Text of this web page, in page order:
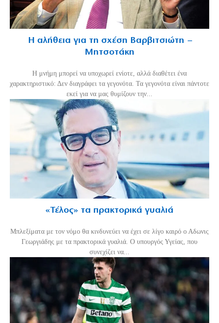
Η αλήθεια για τη σχέση Βαρβιτσιώτη –
Μητσοτάκη
H μνήμη μπορεί να υποχωρεί ενίοτε, αλλά διαθέτει ένα
χαρακτηριστικό: Δεν διαγράφει τα γεγονότα. Τα γεγονότα είναι πάντοτε
εκεί για να μας θυμίζουν την...
«Τέλος» τα πρακτορικά γυαλιά
Μπλεξίματα με τον νόμο θα κινδυνεύει να έχει σε λίγο καιρό ο Αδωνις
Γεωργιάδης με τα πρακτορικά γυαλιά. Ο υπουργός Υγείας, που
συνεχίζει να...